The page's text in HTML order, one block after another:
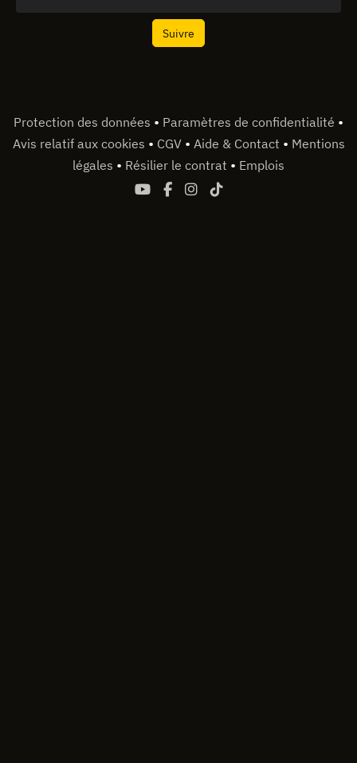
Suivre
Protection des données • Paramètres de confidentialité •
Avis relatif aux cookies • CGV • Aide & Contact • Mentions
légales • Résilier le contrat • Emplois